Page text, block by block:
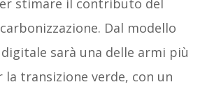
Dal modello
sarà una delle armi più
transizione verde, con un